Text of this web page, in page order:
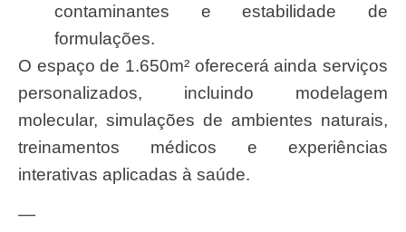
contaminantes e estabilidade de
formulações.
O espaço de 1.650m² oferecerá ainda serviços
personalizados, incluindo modelagem
molecular, simulações de ambientes naturais,
treinamentos médicos e experiências
interativas aplicadas à saúde.
—